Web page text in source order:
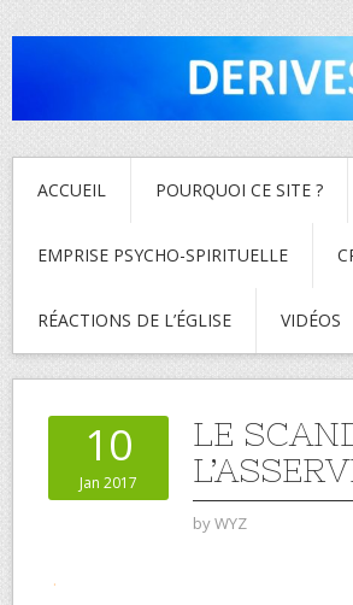
ACCUEIL POURQUOI CE SITE ?
EMPRISE PSYCHO-SPIRITUELLE
RÉACTIONS DE L’ÉGLISE VIDÉOS
10
Jan 2017
LE
byWYZ
.